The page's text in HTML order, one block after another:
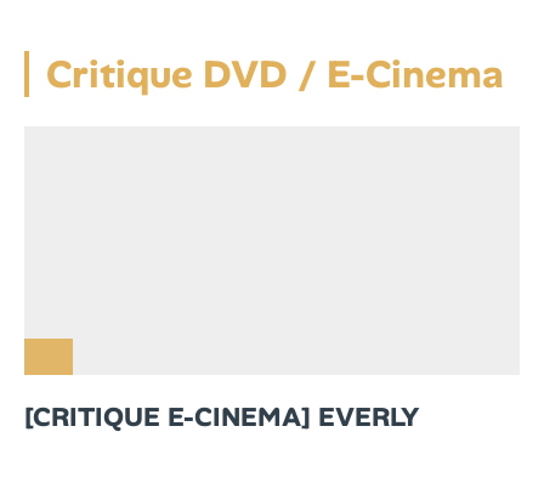
Critique DVD / E-Cinema
[CRITIQUE E-CINEMA] EVERLY